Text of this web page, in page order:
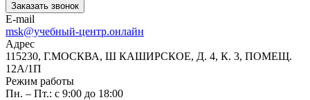
Заказать звонок
E-mail
msk@учебный-центр.онлайн
Адрес
115230, Г.МОСКВА, Ш КАШИРСКОЕ, Д. 4, К. 3, ПОМЕЩ.
12А/1П
Режим работы
Пн. – Пт.: с 9:00 до 18:00